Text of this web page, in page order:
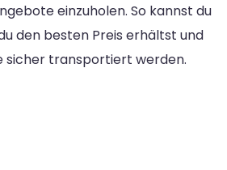
einzuholen. So kannst du
den besten Preis erhältst und
sicher transportiert werden.